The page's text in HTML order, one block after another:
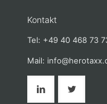
Kontakt
Tel: +49 40 468 73
Mail: